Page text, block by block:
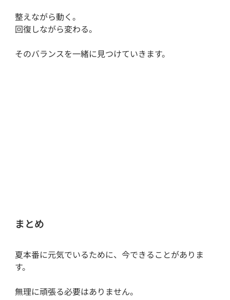
整えながら動く。
回復しながら変わる。
そのバランスを一緒に見つけていきます。
まとめ
夏本番に元気でいるために、今できることがありま
す。
無理に頑張る必要はありません。